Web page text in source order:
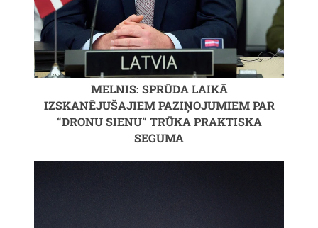
MELNIS: SPRŪDA LAIKĀ
IZSKANĒJUŠAJIEM PAZIŅOJUMIEM PAR
“DRONU SIENU” TRŪKA PRAKTISKA
SEGUMA